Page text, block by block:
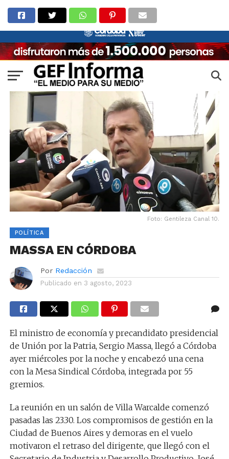
Foto: Gentileza Canal 10.
POLÍTICA
MASSA EN CÓRDOBA
Por Redacción
Publicado en 3 agosto, 2023
El ministro de economía y precandidato presidencial
de Unión por la Patria, Sergio Massa, llegó a Córdoba
ayer miércoles por la noche y encabezó una cena
con la Mesa Sindical Córdoba, integrada por 55
gremios.
La reunión en un salón de Villa Warcalde comenzó
pasadas las 23.30. Los compromisos de gestión en la
Ciudad de Buenos Aires y demoras en el vuelo
motivaron el retraso del dirigente, que llegó con el